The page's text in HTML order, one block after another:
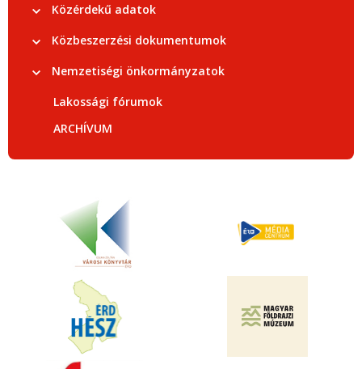
Közérdekű adatok
Közbeszerzési dokumentumok
Nemzetiségi önkormányzatok
Lakossági fórumok
ARCHÍVUM